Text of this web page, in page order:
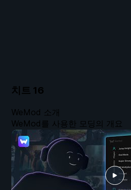
치트 16
WeMod 소개
WeMod를 사용한 모딩의 개요